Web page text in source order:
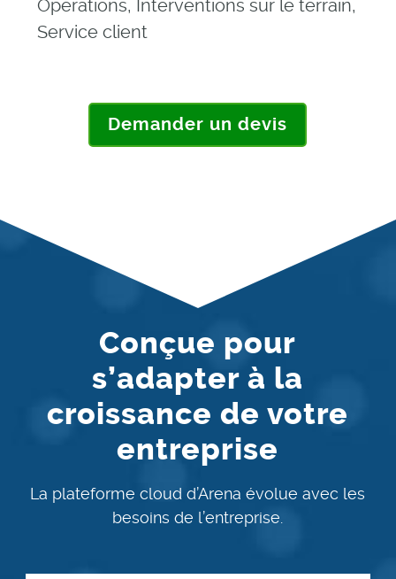
Opérations, Interventions sur le terrain,
Service client
Demander un devis
Conçue pour
s’adapter à la
croissance de votre
entreprise
La plateforme cloud d’Arena évolue avec les
besoins de l’entreprise.